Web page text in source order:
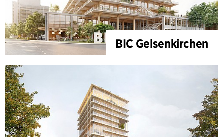
BIC Gelsenkirchen